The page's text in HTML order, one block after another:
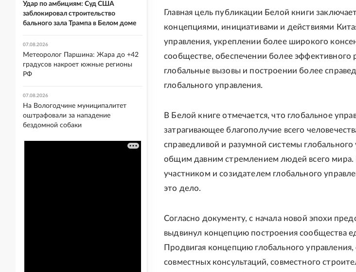
Главная цель публикации Белой книги
концепциями, инициативами и действиями
управления, укреплении более широкого
сообществе, обеспечении более эффективного
глобальные вызовы и построении более
глобального управления.
В Белой книге отмечается, что глобальное
затрагивающее благополучие всего
справедливой и разумной системы глобального
общим давним стремлением людей всего мира.
участником и созидателем глобального
это дело.
Согласно документу, с начала новой эпохи
выдвинул концепцию построения сообщества
Продвигая концепцию глобального
совместных консультаций, совместного
Удар по амбициям: Суд США
заблокировал строительство
бального зала Трампа в Белом доме
07.08.2026
Метеоролог Паршина: Жара до +42
градусов накроет южные регионы
РФ
07.08.2026
На Вологодчине муниципалитет
оштрафовали за нападение
бездомной собаки